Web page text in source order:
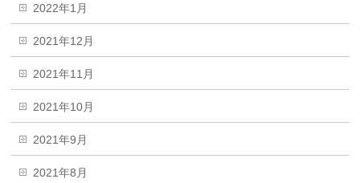
2022年1月
2021年12月
2021年11月
2021年10月
2021年9月
2021年8月